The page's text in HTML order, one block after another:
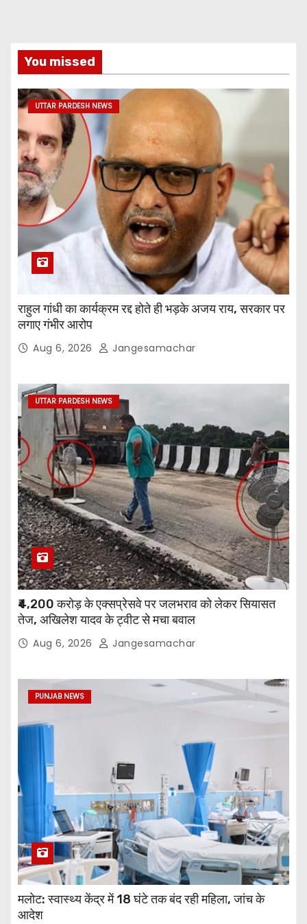
You missed
UTTAR PARDESH NEWS
राहुल गांधी का कार्यक्रम रद्द होते ही भड़के अजय राय, सरकार पर
लगाए गंभीर आरोप
Aug 6, 2026 Jangesamachar
UTTAR PARDESH NEWS
₹4,200 करोड़ के एक्सप्रेसवे पर जलभराव को लेकर सियासत
तेज, अखिलेश यादव के ट्वीट से मचा बवाल
Aug 6, 2026 Jangesamachar
PUNJAB NEWS
मलोट: स्वास्थ्य केंद्र में 18 घंटे तक बंद रही महिला, जांच के
आदेश